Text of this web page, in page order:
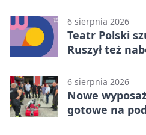
6 sierpnia 2026
Teatr Polski
Ruszył też
6 sierpnia 2026
Nowe
gotowe na